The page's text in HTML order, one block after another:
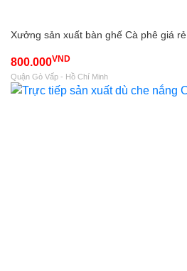
Xưởng sản xuất bàn ghế Cà phê giá rẻ
800.000VND
Quận Gò Vấp - Hồ Chí Minh